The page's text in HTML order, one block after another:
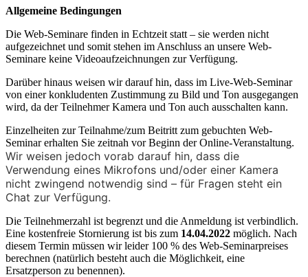
Allgemeine Bedingungen
Die Web-Seminare finden in Echtzeit statt – sie werden nicht
aufgezeichnet und somit stehen im Anschluss an unsere Web-
Seminare keine Videoaufzeichnungen zur Verfügung.
Darüber hinaus weisen wir darauf hin, dass im Live-Web-Seminar
von einer konkludenten Zustimmung zu Bild und Ton ausgegangen
wird, da der Teilnehmer Kamera und Ton auch ausschalten kann.
Einzelheiten zur Teilnahme/zum Beitritt zum gebuchten Web-
Seminar erhalten Sie zeitnah vor Beginn der Online-Veranstaltung.
Wir weisen jedoch vorab darauf hin, dass die
Verwendung eines Mikrofons und/oder einer Kamera
nicht zwingend notwendig sind – für Fragen steht ein
Chat zur Verfügung.
Die Teilnehmerzahl ist begrenzt und die Anmeldung ist verbindlich.
Eine kostenfreie Stornierung ist bis zum 14.04.2022 möglich. Nach
diesem Termin müssen wir leider 100 % des Web-Seminarpreises
berechnen (natürlich besteht auch die Möglichkeit, eine
Ersatzperson zu benennen).